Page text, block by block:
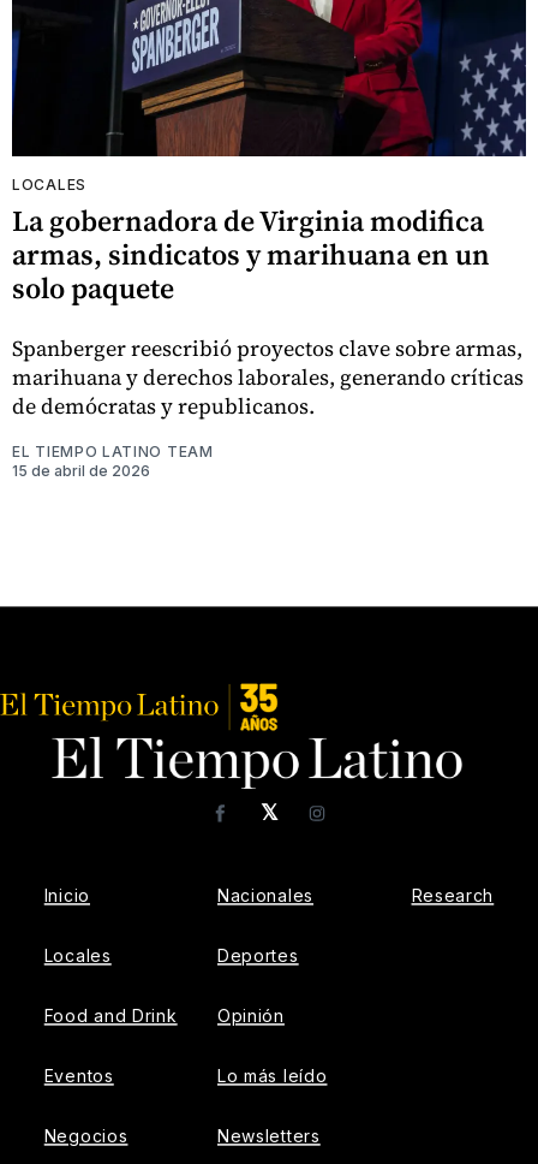
LOCALES
La gobernadora de Virginia modifica
armas, sindicatos y marihuana en un
solo paquete
Spanberger reescribió proyectos clave sobre armas,
marihuana y derechos laborales, generando críticas
de demócratas y republicanos.
EL TIEMPO LATINO TEAM
15 de abril de 2026
𝕏
FacebookInstagram
Inicio
Locales
Food and Drink
Eventos
Negocios
Nacionales
Deportes
Opinión
Lo más leído
Newsletters
Research